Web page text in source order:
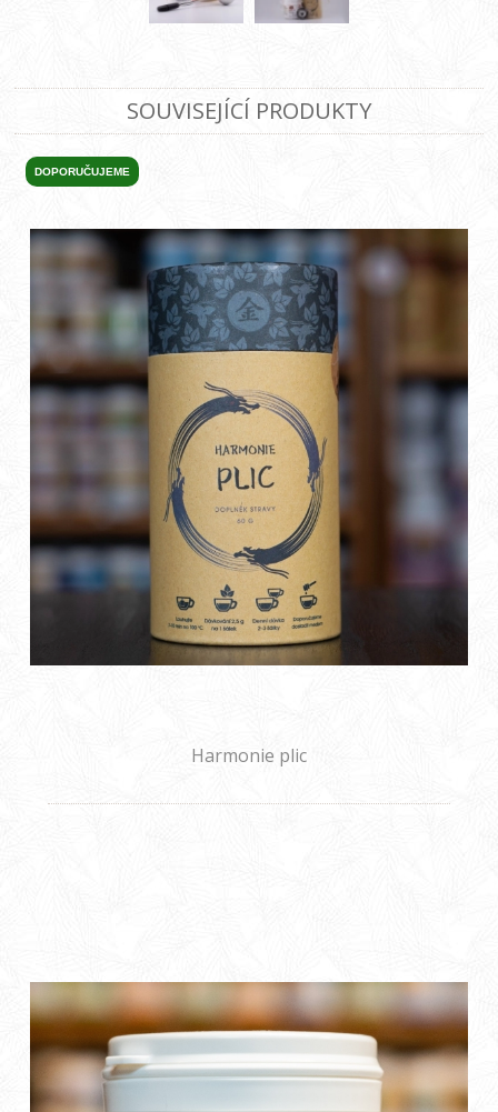
SOUVISEJÍCÍ PRODUKTY
DOPORUČUJEME
Harmonie plic